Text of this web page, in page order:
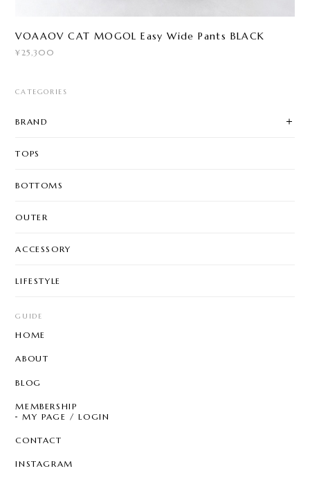
VOAAOV CAT MOGOL Easy Wide Pants BLACK
¥25,300
CATEGORIES
BRAND
TOPS
BOTTOMS
OUTER
ACCESSORY
LIFESTYLE
GUIDE
HOME
ABOUT
BLOG
MEMBERSHIP
MY PAGE / LOGIN
CONTACT
INSTAGRAM